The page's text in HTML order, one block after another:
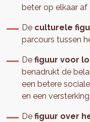
beter op elkaar
De culturele
parcours tussen
Defiguur voor
benadrukt de
een betere
en een
Defiguur over